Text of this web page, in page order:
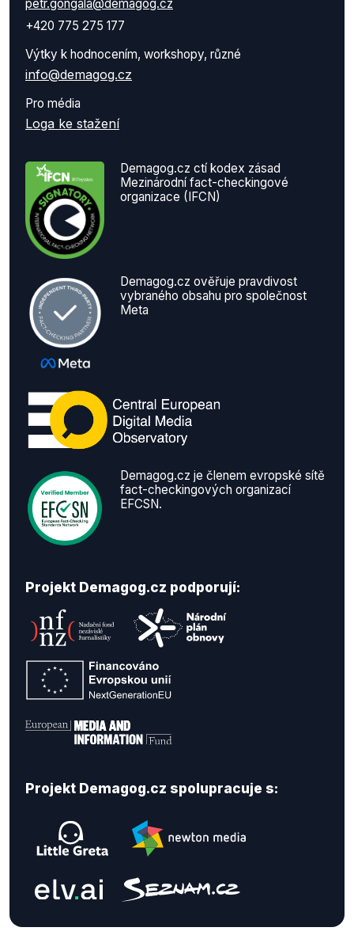
petr.gongala@demagog.cz
+420 775 275 177
Výtky k hodnocením, workshopy, různé
info@demagog.cz
Pro média
Loga ke stažení
Demagog.cz ctí kodex zásad
Mezinárodní fact-checkingové
organizace (IFCN)
Demagog.cz ověřuje pravdivost
vybraného obsahu pro společnost
Meta
Demagog.cz je členem evropské sítě
fact-checkingových organizací
EFCSN.
Projekt Demagog.cz podporují:
Projekt Demagog.cz spolupracuje s: